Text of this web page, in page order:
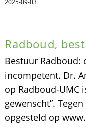
Radboud,
Bestuur Radboud:
incompetent. Dr.
op Radboud-UMC
gewenscht”.
opgesteld op